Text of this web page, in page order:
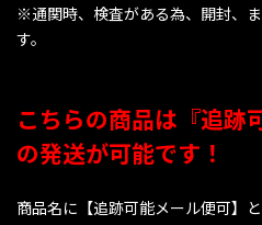
※通関時、検査がある為、開封、
す。
こちらの商品は『追跡
の発送が可能です！
商品名に【追跡可能メール便可】